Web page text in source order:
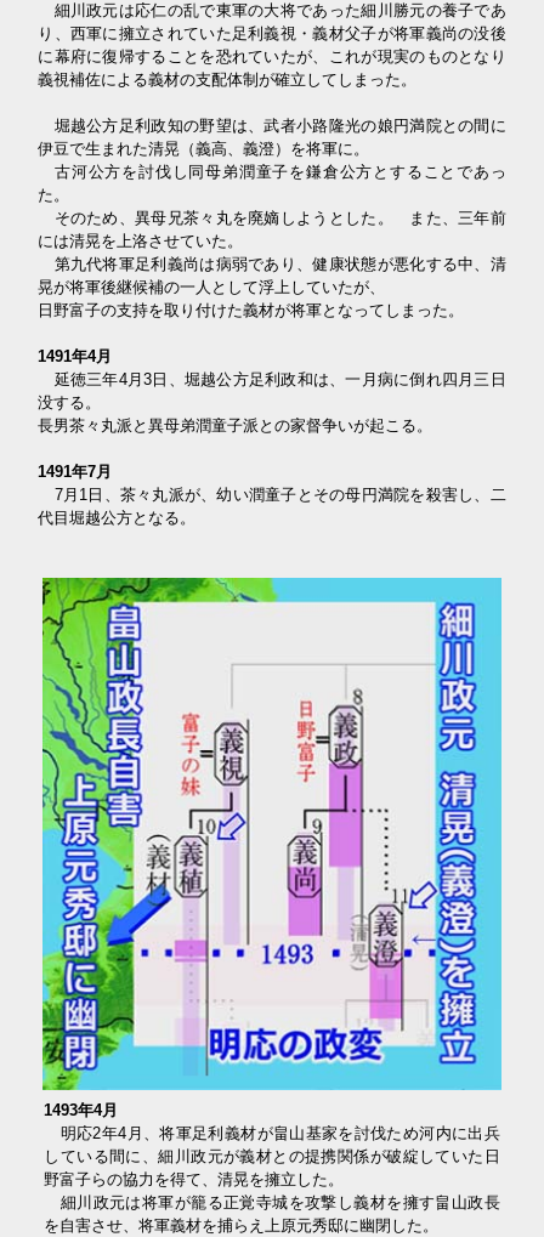
細川政元は応仁の乱で東軍の大将であった細川勝元の養子であ
り、西軍に擁立されていた足利義視・義材父子が将軍義尚の没後
に幕府に復帰することを恐れていたが、これが現実のものとなり
義視補佐による義材の支配体制が確立してしまった。
堀越公方足利政知の野望は、武者小路隆光の娘円満院との間に
伊豆で生まれた清晃（義高、義澄）を将軍に。
古河公方を討伐し同母弟潤童子を鎌倉公方とすることであっ
た。
そのため、異母兄茶々丸を廃嫡しようとした。 また、三年前
には清晃を上洛させていた。
第九代将軍足利義尚は病弱であり、健康状態が悪化する中、清
晃が将軍後継候補の一人として浮上していたが、
日野富子の支持を取り付けた義材が将軍となってしまった。
1491年4月
延徳三年4月3日、堀越公方足利政和は、一月病に倒れ四月三日
没する。
長男茶々丸派と異母弟潤童子派との家督争いが起こる。
1491年7月
7月1日、茶々丸派が、幼い潤童子とその母円満院を殺害し、二
代目堀越公方となる。
1493年4月
明応2年4月、将軍足利義材が畠山基家を討伐ため河内に出兵
している間に、細川政元が義材との提携関係が破綻していた日
野富子らの協力を得て、清晃を擁立した。
細川政元は将軍が籠る正覚寺城を攻撃し義材を擁す畠山政長
を自害させ、将軍義材を捕らえ上原元秀邸に幽閉した。